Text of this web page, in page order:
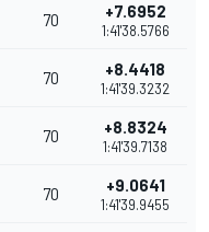
70 +7.6952
1:41'38.5766
70 +8.4418
1:41'39.3232
70 +8.8324
1:41'39.7138
70 +9.0641
1:41'39.9455